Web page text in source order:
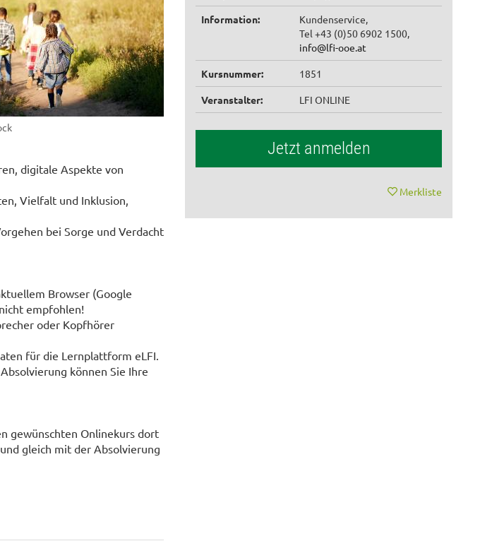
digitale Aspekte von
Vielfalt und Inklusion,
bei Sorge und Verdacht
Browser (Google
empfohlen!
oder Kopfhörer
für die Lernplattform eLFI.
können Sie Ihre
gewünschten Onlinekurs dort
gleich mit der Absolvierung
Information:
Kundenservice,
Tel +43 (0)50 6902 1500,
info@lfi-ooe.at
Kursnummer: 1851
Veranstalter: LFI ONLINE
Jetzt anmelden
Merkliste